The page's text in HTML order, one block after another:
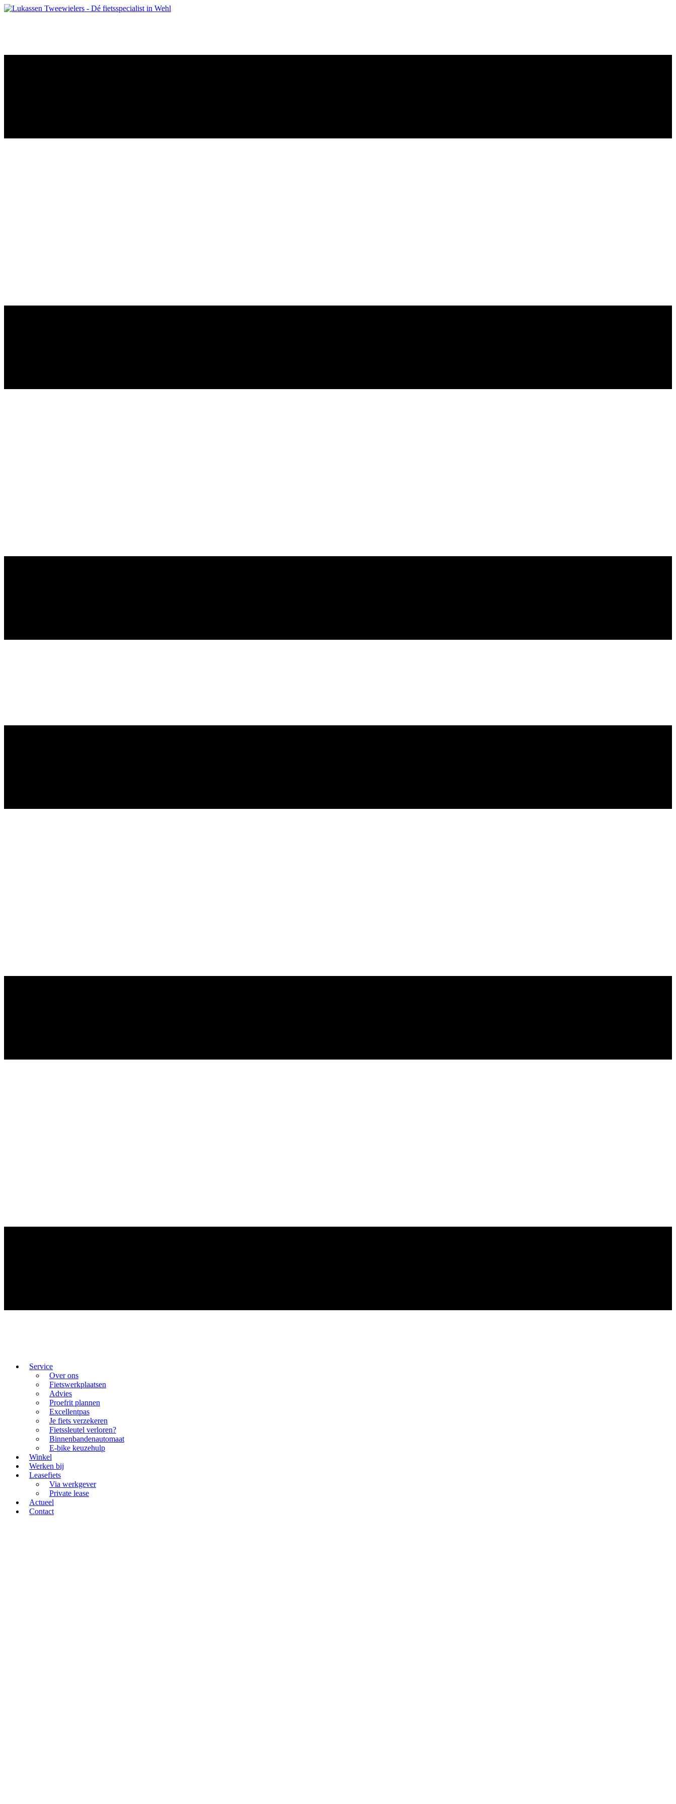
Service
Over ons
Fietswerkplaatsen
Advies
Proefrit plannen
Excellentpas
Je fiets verzekeren
Fietssleutel verloren?
Binnenbandenautomaat
E-bike keuzehulp
Winkel
Werken bij
Leasefiets
Via werkgever
Private lease
Actueel
Contact